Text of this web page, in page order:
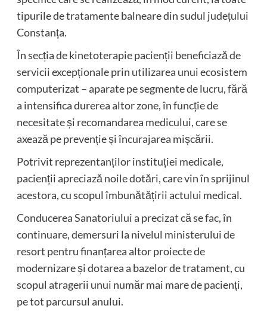
tipurile de tratamente balneare din sudul județului
Constanța.
În secția de kinetoterapie pacienții beneficiază de
servicii excepționale prin utilizarea unui ecosistem
computerizat – aparate pe segmente de lucru, fără
a intensifica durerea altor zone, în funcție de
necesitate și recomandarea medicului, care se
axează pe prevenție și încurajarea mișcării.
Potrivit reprezentanților instituției medicale,
pacienții apreciază noile dotări, care vin în sprijinul
acestora, cu scopul îmbunătățirii actului medical.
Conducerea Sanatoriului a precizat că se fac, în
continuare, demersuri la nivelul ministerului de
resort pentru finanțarea altor proiecte de
modernizare și dotarea a bazelor de tratament, cu
scopul atragerii unui număr mai mare de pacienți,
pe tot parcursul anului.